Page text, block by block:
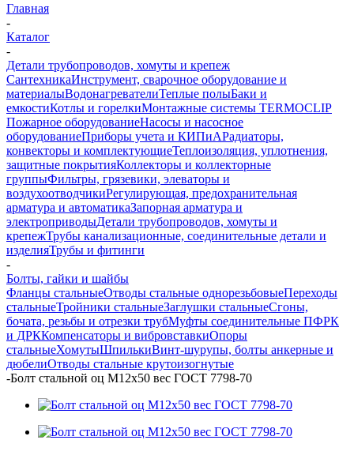
Главная
-
Каталог
-
Детали трубопроводов, хомуты и крепеж
СантехникаИнструмент, сварочное оборудование и
материалыВодонагревателиТеплые полыБаки и
емкостиКотлы и горелкиМонтажные системы TERMOCLIP
Пожарное оборудованиеНасосы и насосное
оборудованиеПриборы учета и КИПиАРадиаторы,
конвекторы и комплектующиеТеплоизоляция, уплотнения,
защитные покрытияКоллекторы и коллекторные
группыФильтры, грязевики, элеваторы и
воздухоотводчикиРегулирующая, предохранительная
арматура и автоматикаЗапорная арматура и
электроприводыДетали трубопроводов, хомуты и
крепежТрубы канализационные, соединительные детали и
изделияТрубы и фитинги
-
Болты, гайки и шайбы
Фланцы стальныеОтводы стальные однорезьбовыеПереходы
стальныеТройники стальныеЗаглушки стальныеСгоны,
бочата, резьбы и отрезки трубМуфты соединительные ПФРК
и ДРККомпенсаторы и вибровставкиОпоры
стальныеХомутыШпилькиВинт-шурупы, болты анкерные и
дюбелиОтводы стальные крутоизогнутые
-Болт стальной оц М12х50 вес ГОСТ 7798-70